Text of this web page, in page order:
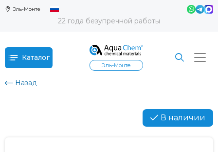
Эль-Монте
22 года безупречной работы
Каталог
Эль-Монте
Назад
В наличии